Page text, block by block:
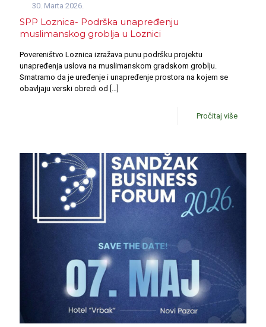
30. Marta 2026.
SPP Loznica- Podrška unapređenju
muslimanskog groblja u Loznici
Povereništvo Loznica izražava punu podršku projektu
unapređenja uslova na muslimanskom gradskom groblju.
Smatramo da je uređenje i unapređenje prostora na kojem se
obavljaju verski obredi od […]
Pročitaj više